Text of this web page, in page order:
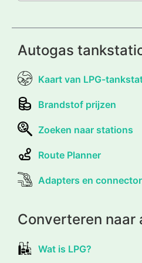
Autogas
Kaart van LPG-
Brandstof prijzen
Zoeken naar stations
Route Planner
Adapters en
Converteren naar
Wat is LPG?